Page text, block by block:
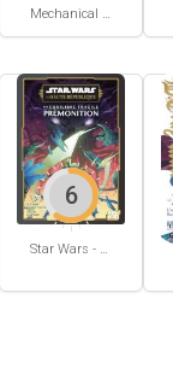
Mechanical Buddy Universe #0
6